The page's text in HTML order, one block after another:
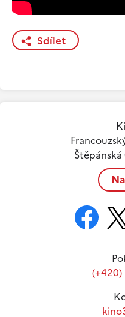
Sdílet
Štěpánská
(+420)